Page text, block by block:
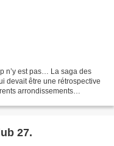
n’y est pas… La saga des
devait être une rétrospective
arrondissements
27.